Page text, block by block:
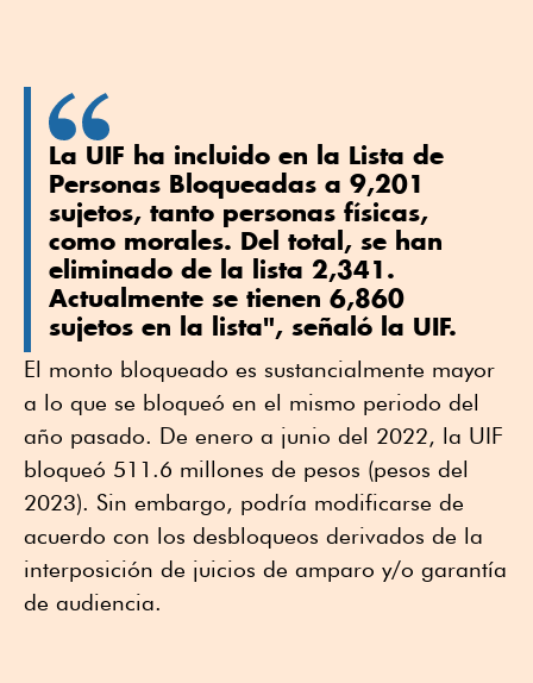
La UIF ha incluido en la Lista de
Personas Bloqueadas a 9,201
sujetos, tanto personas físicas,
como morales. Del total, se han
eliminado de la lista 2,341.
Actualmente se tienen 6,860
sujetos en la lista", señaló la UIF.
El monto bloqueado es sustancialmente mayor
a lo que se bloqueó en el mismo periodo del
año pasado. De enero a junio del 2022, la UIF
bloqueó 511.6 millones de pesos (pesos del
2023). Sin embargo, podría modificarse de
acuerdo con los desbloqueos derivados de la
interposición de juicios de amparo y/o garantía
de audiencia.